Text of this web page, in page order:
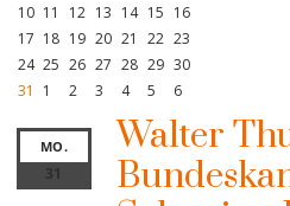
10 11 12 13 14 15 16
17 18 19 20 21 22 23
24 25 26 27 28 29 30
31
1 2 3 4 5 6
MO.
31
Walter